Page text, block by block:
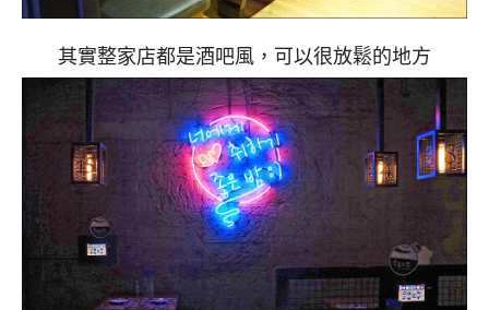
其實整家店都是酒吧風，可以很放鬆的地方